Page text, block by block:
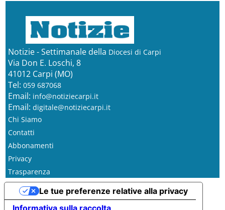
Notizie - Settimanale della Diocesi di Carpi
Via Don E. Loschi, 8
41012 Carpi (MO)
Tel: 059 687068
Email: info@notiziecarpi.it
Email: digitale@notiziecarpi.it
Chi Siamo
Contatti
Abbonamenti
Privacy
Trasparenza
Informativa sulla raccolta
Le tue preferenze relative alla privacy